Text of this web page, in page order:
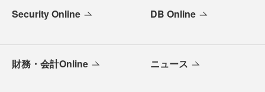
Security Online DB Online
財務・会計Online ニュース